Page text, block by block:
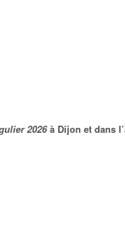
2026à Dijon et dans